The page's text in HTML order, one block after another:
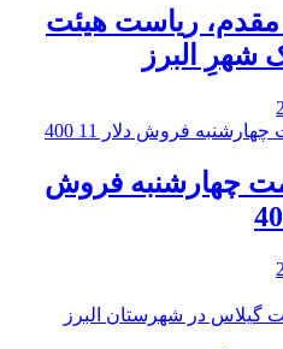
ریاست هیئت
شهرِ البرز
چهارشنبه فروش